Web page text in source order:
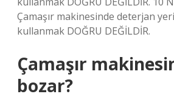
Çamaşır makinesinde deterjan
kullanmak DOĞRU DEĞİLDİR.
Çamaşır
bozar?